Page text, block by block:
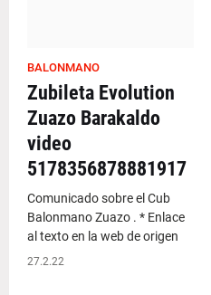
BALONMANO
Zubileta Evolution
Zuazo Barakaldo
video
5178356878881917
Comunicado sobre el Cub
Balonmano Zuazo . * Enlace
al texto en la web de origen
27.2.22